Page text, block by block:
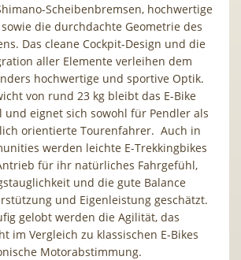
Scheibenbremsen, hochwertige
die durchdachte Geometrie des
Das cleane Cockpit-Design und die
aller Elemente verleihen dem
hochwertige und sportive Optik.
von rund 23 kg bleibt das E-Bike
und eignet sich sowohl für Pendler als
orientierte Tourenfahrer. Auch in
werden leichte E-Trekkingbikes
für ihr natürliches Fahrgefühl,
und die gute Balance
und Eigenleistung geschätzt.
gelobt werden die Agilität, das
im Vergleich zu klassischen E-Bikes
Motorabstimmung.